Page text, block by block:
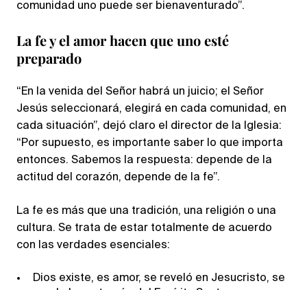
comunidad uno puede ser bienaventurado”.
La fe y el amor hacen que uno esté
preparado
“En la venida del Señor habrá un juicio; el Señor
Jesús seleccionará, elegirá en cada comunidad, en
cada situación”, dejó claro el director de la Iglesia:
“Por supuesto, es importante saber lo que importa
entonces. Sabemos la respuesta: depende de la
actitud del corazón, depende de la fe”.
La fe es más que una tradición, una religión o una
cultura. Se trata de estar totalmente de acuerdo
con las verdades esenciales:
Dios existe, es amor, se reveló en Jesucristo, se